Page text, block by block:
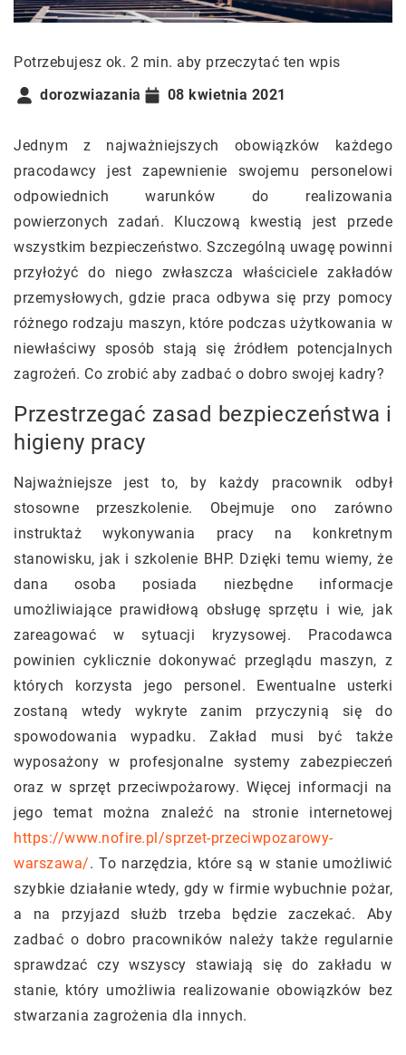
Potrzebujesz ok. 2 min. aby przeczytać ten wpis
dorozwiazania
08 kwietnia 2021
Jednym z najważniejszych obowiązków każdego
pracodawcy jest zapewnienie swojemu personelowi
odpowiednich warunków do realizowania
powierzonych zadań. Kluczową kwestią jest przede
wszystkim bezpieczeństwo. Szczególną uwagę powinni
przyłożyć do niego zwłaszcza właściciele zakładów
przemysłowych, gdzie praca odbywa się przy pomocy
różnego rodzaju maszyn, które podczas użytkowania w
niewłaściwy sposób stają się źródłem potencjalnych
zagrożeń. Co zrobić aby zadbać o dobro swojej kadry?
Przestrzegać zasad bezpieczeństwa i
higieny pracy
Najważniejsze jest to, by każdy pracownik odbył
stosowne przeszkolenie. Obejmuje ono zarówno
instruktaż wykonywania pracy na konkretnym
stanowisku, jak i szkolenie BHP. Dzięki temu wiemy, że
dana osoba posiada niezbędne informacje
umożliwiające prawidłową obsługę sprzętu i wie, jak
zareagować w sytuacji kryzysowej. Pracodawca
powinien cyklicznie dokonywać przeglądu maszyn, z
których korzysta jego personel. Ewentualne usterki
zostaną wtedy wykryte zanim przyczynią się do
spowodowania wypadku. Zakład musi być także
wyposażony w profesjonalne systemy zabezpieczeń
oraz w sprzęt przeciwpożarowy. Więcej informacji na
jego temat można znaleźć na stronie internetowej
https://www.nofire.pl/sprzet-przeciwpozarowy-
warszawa/. To narzędzia, które są w stanie umożliwić
szybkie działanie wtedy, gdy w firmie wybuchnie pożar,
a na przyjazd służb trzeba będzie zaczekać. Aby
zadbać o dobro pracowników należy także regularnie
sprawdzać czy wszyscy stawiają się do zakładu w
stanie, który umożliwia realizowanie obowiązków bez
stwarzania zagrożenia dla innych.